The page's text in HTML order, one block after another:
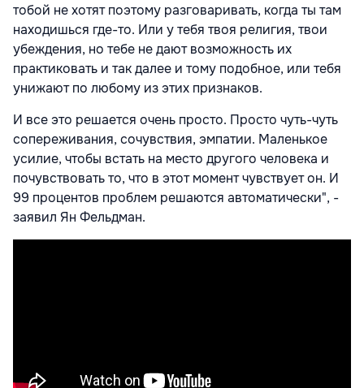
тобой не хотят поэтому разговаривать, когда ты там
находишься где-то. Или у тебя твоя религия, твои
убеждения, но тебе не дают возможность их
практиковать и так далее и тому подобное, или тебя
унижают по любому из этих признаков.
И все это решается очень просто. Просто чуть-чуть
сопереживания, сочувствия, эмпатии. Маленькое
усилие, чтобы встать на место другого человека и
почувствовать то, что в этот момент чувствует он. И
99 процентов проблем решаются автоматически", -
заявил Ян Фельдман.